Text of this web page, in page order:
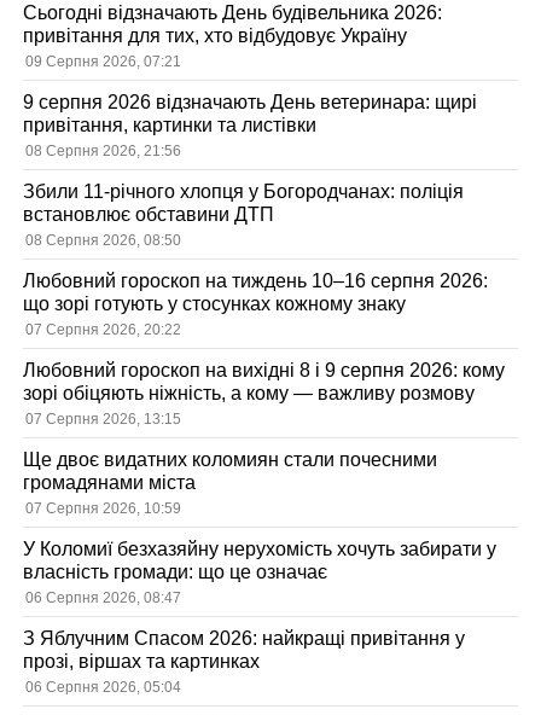
Сьогодні відзначають День будівельника 2026:
привітання для тих, хто відбудовує Україну
09 Серпня 2026, 07:21
9 серпня 2026 відзначають День ветеринара: щирі
привітання, картинки та листівки
08 Серпня 2026, 21:56
Збили 11-річного хлопця у Богородчанах: поліція
встановлює обставини ДТП
08 Серпня 2026, 08:50
Любовний гороскоп на тиждень 10–16 серпня 2026:
що зорі готують у стосунках кожному знаку
07 Серпня 2026, 20:22
Любовний гороскоп на вихідні 8 і 9 серпня 2026: кому
зорі обіцяють ніжність, а кому — важливу розмову
07 Серпня 2026, 13:15
Ще двоє видатних коломиян стали почесними
громадянами міста
07 Серпня 2026, 10:59
У Коломиї безхазяйну нерухомість хочуть забирати у
власність громади: що це означає
06 Серпня 2026, 08:47
З Яблучним Спасом 2026: найкращі привітання у
прозі, віршах та картинках
06 Серпня 2026, 05:04